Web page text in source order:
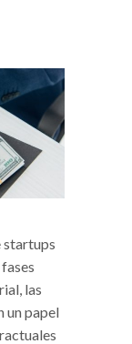
startups
las
un papel